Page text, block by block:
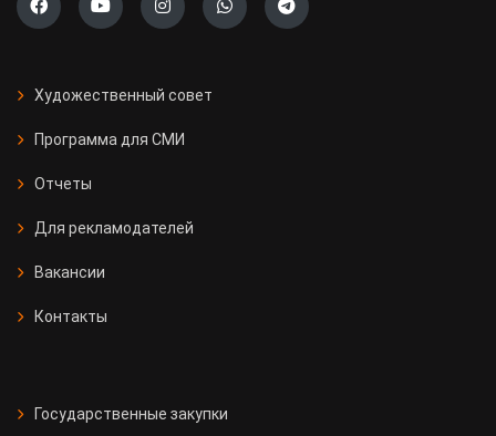
Художественный совет
Программа для СМИ
Отчеты
Для рекламодателей
Вакансии
Контакты
Государственные закупки